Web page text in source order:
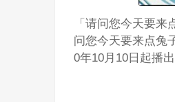
「请问您今天要
问您今天要来点兔
0年10月10日起播